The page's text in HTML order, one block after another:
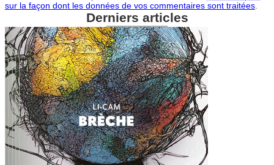
sur la façon dont les données de vos commentaires sont traitées
Derniers articles